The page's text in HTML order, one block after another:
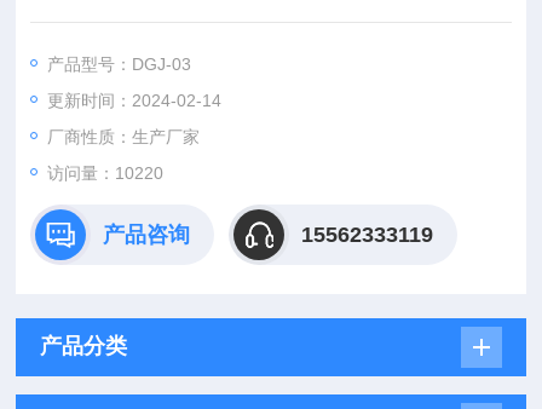
实验装置，它综合了目前我国大学本科、专科、中专及职校“电路
验大纲的要求，特别于高等院校现有实验设备的更新改造，它为
中专、职校等新建或扩建实验室，迅速电类系列开设实验课提供
了理想的实验设备。
产品型号：DGJ-03
更新时间：2024-02-14
厂商性质：生产厂家
访问量：10220
产品咨询 15562333119
产品分类